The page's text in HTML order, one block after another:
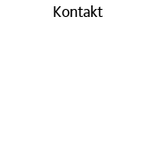
Kontakt